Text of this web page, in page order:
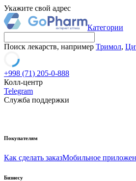
Укажите свой адрес
Категории
Поиск лекарств, например Тримол,
+998 (71) 205-0-888
Колл-центр
Telegram
Служба поддержки
Покупателям
Как сделать заказМобильное
Бизнесу